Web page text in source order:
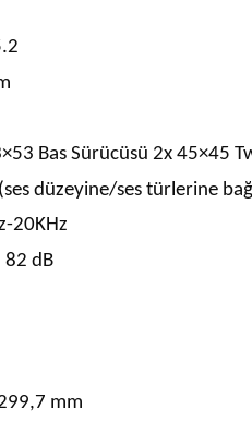
Bas Sürücüsü 2x 45×45
düzeyine/ses türlerine
20KHz
82 dB
mm